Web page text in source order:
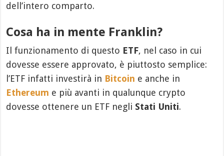
dell’intero comparto.
Cosa ha in mente Franklin?
Il funzionamento di questo ETF, nel caso in cui
dovesse essere approvato, è piuttosto semplice:
l’ETF infatti investirà in Bitcoin e anche in
Ethereum e più avanti in qualunque crypto
dovesse ottenere un ETF negli Stati Uniti.